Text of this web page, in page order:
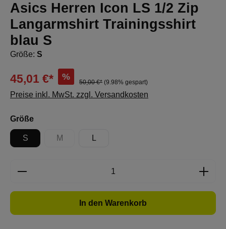
Asics Herren Icon LS 1/2 Zip
Langarmshirt Trainingsshirt
blau S
Größe: S
45,01 €* %
50,00 €* (9.98% gespart)
Preise inkl. MwSt. zzgl. Versandkosten
Größeauswählen
S M
(Diese Option ist zurzeit nicht verfügbar.)
L
Produkt Anzahl: Gib den gewünschten
In den Warenkorb